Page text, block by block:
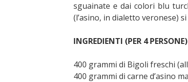
sguainate e dai colori blu
(l’asino, in dialetto veronese)
INGREDIENTI (PER 4 PERSONE)
400 grammi di Bigoli freschi
400 grammi di carne d’asino